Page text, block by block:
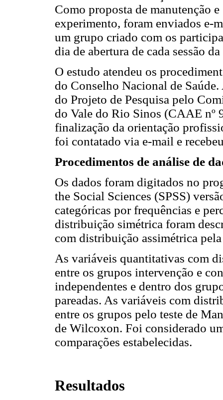
Como proposta de manutenção
experimento, foram enviados e-
um grupo criado com os
dia de abertura de cada sessão
O estudo atendeu os
do Conselho Nacional de
do Projeto de Pesquisa pelo
do Vale do Rio Sinos (CAAE nº
finalização da orientação
foi contatado via e-mail e
Procedimentos de análise de
Os dados foram digitados no
the Social Sciences (SPSS)
categóricas por frequências e
distribuição simétrica foram
com distribuição assimétrica
As variáveis quantitativas com
entre os grupos intervenção e
independentes e dentro dos
pareadas. As variáveis com
entre os grupos pelo teste de
de Wilcoxon. Foi considerado
comparações estabelecidas.
Resultados